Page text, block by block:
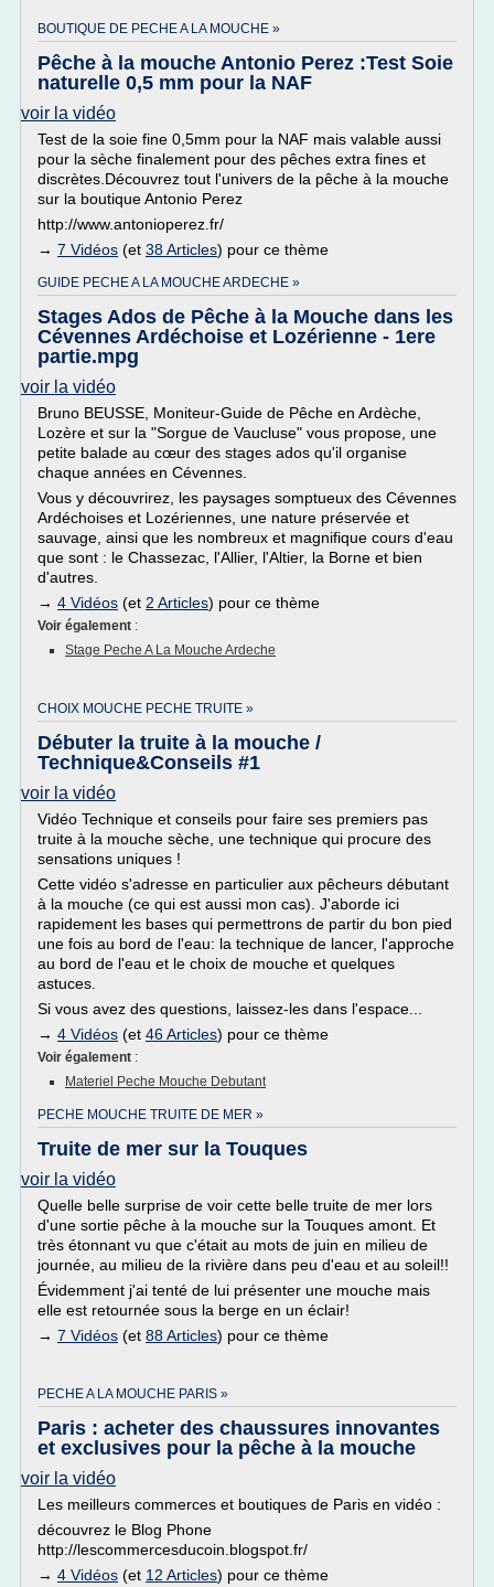
BOUTIQUE DE PECHE A LA MOUCHE »
Pêche à la mouche Antonio Perez :Test Soie
naturelle 0,5 mm pour la NAF
voir la vidéo
Test de la soie fine 0,5mm pour la NAF mais valable aussi
pour la sèche finalement pour des pêches extra fines et
discrètes.Découvrez tout l'univers de la pêche à la mouche
sur la boutique Antonio Perez
http://www.antonioperez.fr/
→ 7 Vidéos (et 38 Articles) pour ce thème
GUIDE PECHE A LA MOUCHE ARDECHE »
Stages Ados de Pêche à la Mouche dans les
Cévennes Ardéchoise et Lozérienne - 1ere
partie.mpg
voir la vidéo
Bruno BEUSSE, Moniteur-Guide de Pêche en Ardèche,
Lozère et sur la "Sorgue de Vaucluse" vous propose, une
petite balade au cœur des stages ados qu'il organise
chaque années en Cévennes.
Vous y découvrirez, les paysages somptueux des Cévennes
Ardéchoises et Lozériennes, une nature préservée et
sauvage, ainsi que les nombreux et magnifique cours d'eau
que sont : le Chassezac, l'Allier, l'Altier, la Borne et bien
d'autres.
→ 4 Vidéos (et 2 Articles) pour ce thème
Voir également :
Stage Peche A La Mouche Ardeche
CHOIX MOUCHE PECHE TRUITE »
Débuter la truite à la mouche /
Technique&Conseils #1
voir la vidéo
Vidéo Technique et conseils pour faire ses premiers pas
truite à la mouche sèche, une technique qui procure des
sensations uniques !
Cette vidéo s'adresse en particulier aux pêcheurs débutant
à la mouche (ce qui est aussi mon cas). J'aborde ici
rapidement les bases qui permettrons de partir du bon pied
une fois au bord de l'eau: la technique de lancer, l'approche
au bord de l'eau et le choix de mouche et quelques
astuces.
Si vous avez des questions, laissez-les dans l'espace...
→ 4 Vidéos (et 46 Articles) pour ce thème
Voir également :
Materiel Peche Mouche Debutant
PECHE MOUCHE TRUITE DE MER »
Truite de mer sur la Touques
voir la vidéo
Quelle belle surprise de voir cette belle truite de mer lors
d'une sortie pêche à la mouche sur la Touques amont. Et
très étonnant vu que c'était au mots de juin en milieu de
journée, au milieu de la rivière dans peu d'eau et au soleil!!
Évidemment j'ai tenté de lui présenter une mouche mais
elle est retournée sous la berge en un éclair!
→ 7 Vidéos (et 88 Articles) pour ce thème
PECHE A LA MOUCHE PARIS »
Paris : acheter des chaussures innovantes
et exclusives pour la pêche à la mouche
voir la vidéo
Les meilleurs commerces et boutiques de Paris en vidéo :
découvrez le Blog Phone
http://lescommercesducoin.blogspot.fr/
→ 4 Vidéos (et 12 Articles) pour ce thème